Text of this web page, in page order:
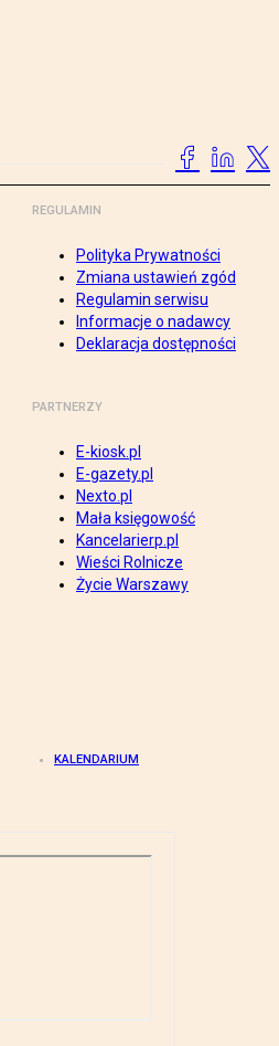
REGULAMIN
Polityka Prywatności
Zmiana ustawień zgód
Regulamin serwisu
Informacje o nadawcy
Deklaracja dostępności
PARTNERZY
E-kiosk.pl
E-gazety.pl
Nexto.pl
Mała księgowość
Kancelarierp.pl
Wieści Rolnicze
Życie Warszawy
KALENDARIUM